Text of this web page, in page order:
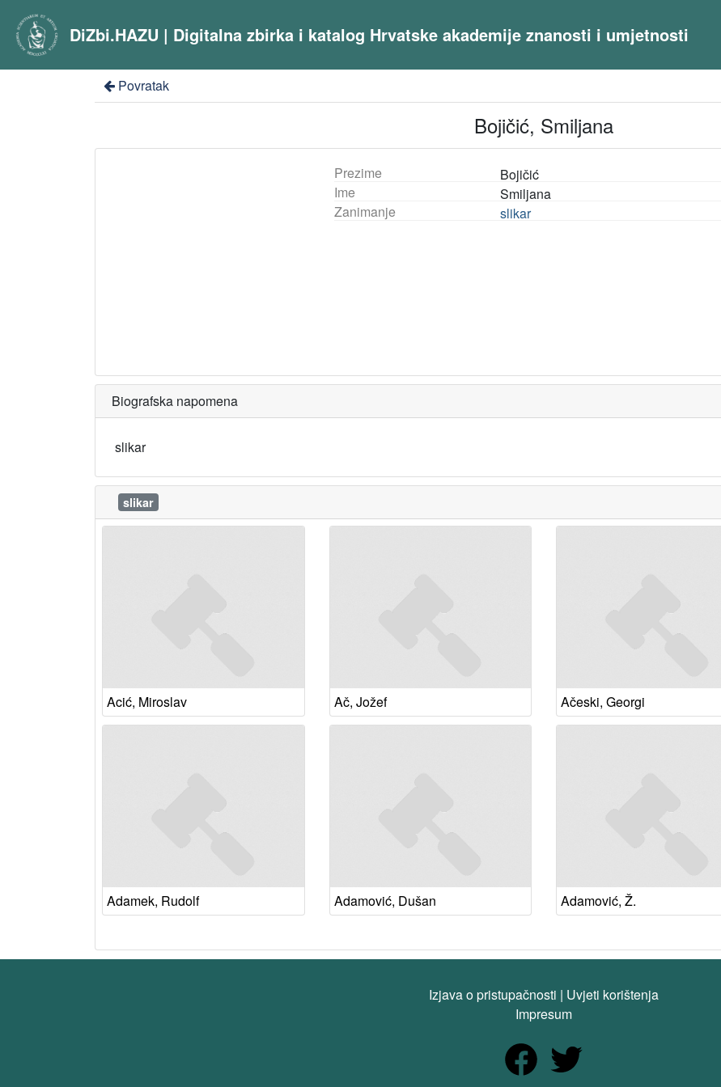
DiZbi.HAZU | Digitalna zbirka i katalog Hrvatske akademije znanosti i umjetnosti
Povratak
Bojičić, Smiljana
Prezime
Bojičić
Ime
Smiljana
Zanimanje
slikar
Biografska napomena
slikar
slikar
Acić, Miroslav Ač, Jožef Ačeski, Georgi
Adamek, Rudolf Adamović, Dušan Adamović, Ž.
Izjava o pristupačnosti | Uvjeti korištenja
Impresum